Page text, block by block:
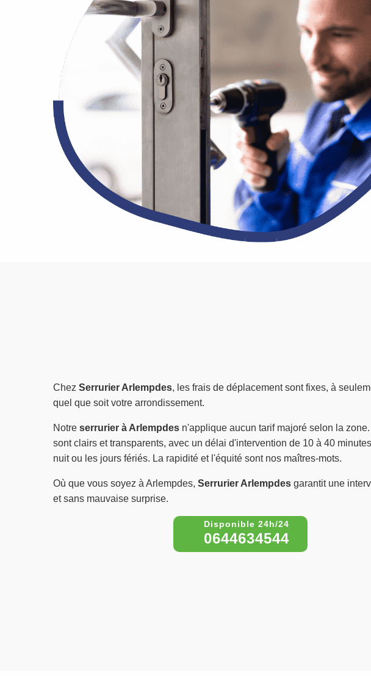
Chez Serrurier Arlempdes, les frais de déplacement sont fixes, à
quel que soit votre arrondissement.
Notre serrurier à Arlempdes n'applique aucun tarif majoré selon la
sont clairs et transparents, avec un délai d'intervention de 10 à 40
nuit ou les jours fériés. La rapidité et l'équité sont nos maîtres-mots.
Où que vous soyez à Arlempdes, Serrurier Arlempdes garantit une
et sans mauvaise surprise.
0644634544